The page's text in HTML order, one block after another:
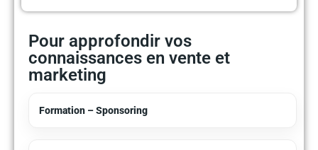
Pour approfondir vos
connaissances en vente et
marketing
Formation – Sponsoring